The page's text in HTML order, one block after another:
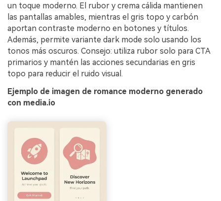
un toque moderno. El rubor y crema cálida mantienen
las pantallas amables, mientras el gris topo y carbón
aportan contraste moderno en botones y títulos.
Además, permite variante dark mode solo usando los
tonos más oscuros. Consejo: utiliza rubor solo para CTA
primarios y mantén las acciones secundarias en gris
topo para reducir el ruido visual.
Ejemplo de imagen de romance moderno generado
con media.io